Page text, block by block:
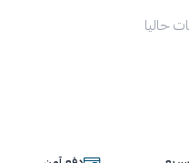
حاليا